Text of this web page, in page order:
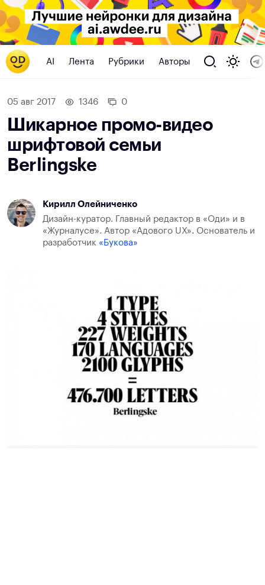
AI Лента Рубрики Авторы
05 авг 2017 1346 0
Шикарное промо-видео
шрифтовой семьи
Berlingske
Кирилл Олейниченко
Дизайн-куратор. Главный редактор в «Оди» и в
«Журналусе». Автор «Адового UX». Основатель и
разработчик «Букова»